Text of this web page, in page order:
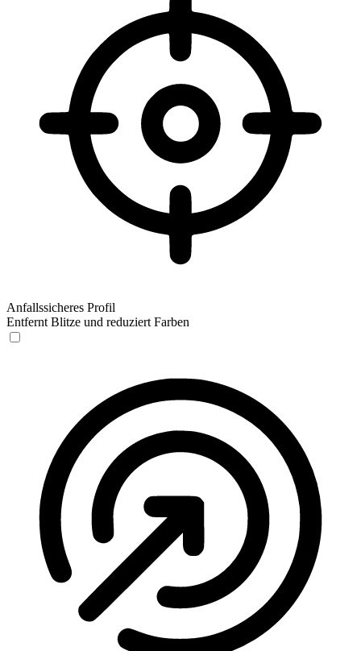
Anfallssicheres Profil
Entfernt Blitze und reduziert Farben